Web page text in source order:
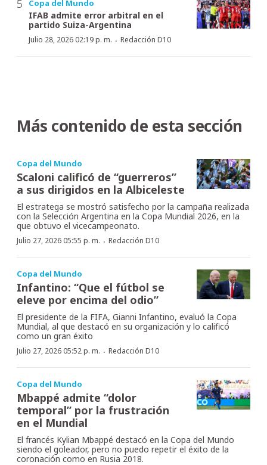
Copa del Mundo
IFAB admite error arbitral en el
partido Suiza-Argentina
Julio 28, 2026 02:19 p. m. · Redacción D10
Más contenido de esta sección
Copa del Mundo
Scaloni calificó de “guerreros”
a sus dirigidos en la Albiceleste
El estratega se mostró satisfecho por la campaña realizada
con la Selección Argentina en la Copa Mundial 2026, en la
que obtuvo el vicecampeonato.
Julio 27, 2026 05:55 p. m. · Redacción D10
Copa del Mundo
Infantino: “Que el fútbol se
eleve por encima del odio”
El presidente de la FIFA, Gianni Infantino, evaluó la Copa
Mundial, al que destacó en su organización y lo calificó
como un gran éxito
Julio 27, 2026 05:52 p. m. · Redacción D10
Copa del Mundo
Mbappé admite “dolor
temporal” por la frustración
en el Mundial
El francés Kylian Mbappé destacó en la Copa del Mundo
siendo el goleador, pero no puedo repetir el éxito de la
coronación como en Rusia 2018.